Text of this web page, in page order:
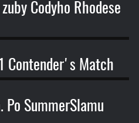
Codyho Rhodese
Contender's Match
Po SummerSlamu